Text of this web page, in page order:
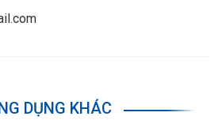
DỤNG KHÁC